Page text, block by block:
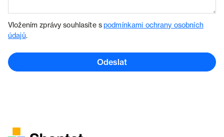
Vložením zprávy souhlasíte spodmínkami ochrany osobních
údajů.
Odeslat